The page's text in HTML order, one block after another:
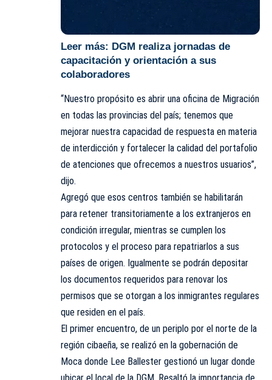
Leer más: DGM realiza jornadas de
capacitación y orientación a sus
colaboradores
“Nuestro propósito es abrir una oficina de Migración
en todas las provincias del país; tenemos que
mejorar nuestra capacidad de respuesta en materia
de interdicción y fortalecer la calidad del portafolio
de atenciones que ofrecemos a nuestros usuarios”,
dijo.
Agregó que esos centros también se habilitarán
para retener transitoriamente a los extranjeros en
condición irregular, mientras se cumplen los
protocolos y el proceso para repatriarlos a sus
países de origen. Igualmente se podrán depositar
los documentos requeridos para renovar los
permisos que se otorgan a los inmigrantes regulares
que residen en el país.
El primer encuentro, de un periplo por el norte de la
región cibaeña, se realizó en la gobernación de
Moca donde Lee Ballester gestionó un lugar donde